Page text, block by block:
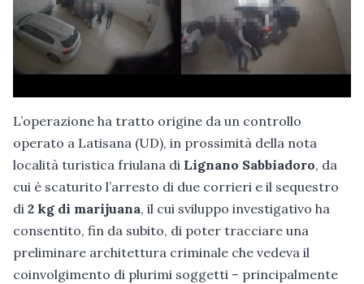
L’operazione ha tratto origine da un controllo
operato a Latisana (UD), in prossimità della nota
località turistica friulana di Lignano Sabbiadoro, da
cui è scaturito l’arresto di due corrieri e il sequestro
di 2 kg di marijuana, il cui sviluppo investigativo ha
consentito, fin da subito, di poter tracciare una
preliminare architettura criminale che vedeva il
coinvolgimento di plurimi soggetti – principalmente